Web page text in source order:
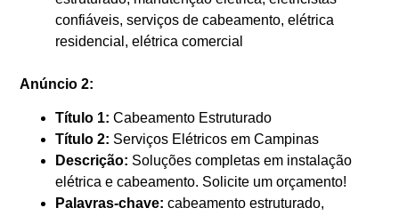
confiáveis, serviços de cabeamento, elétrica
residencial, elétrica comercial
Anúncio 2:
Título 1: Cabeamento Estruturado
Título 2: Serviços Elétricos em Campinas
Descrição: Soluções completas em instalação
elétrica e cabeamento. Solicite um orçamento!
Palavras-chave: cabeamento estruturado,